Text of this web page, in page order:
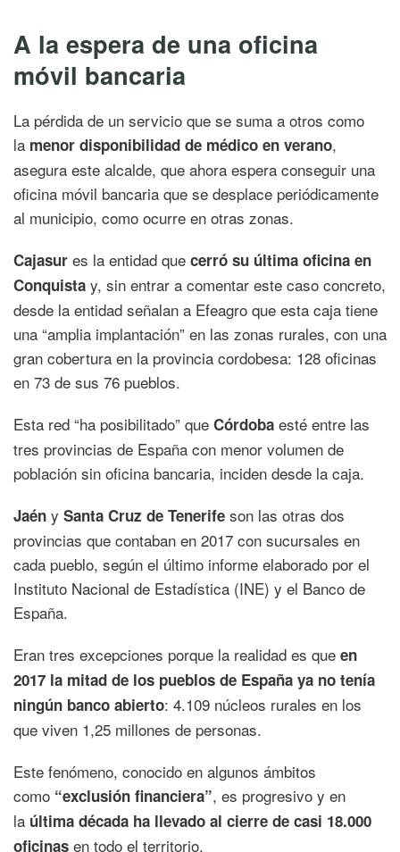
A la espera de una oficina
móvil bancaria
La pérdida de un servicio que se suma a otros como
la menor disponibilidad de médico en verano,
asegura este alcalde, que ahora espera conseguir una
oficina móvil bancaria que se desplace periódicamente
al municipio, como ocurre en otras zonas.
Cajasur es la entidad que cerró su última oficina en
Conquista y, sin entrar a comentar este caso concreto,
desde la entidad señalan a Efeagro que esta caja tiene
una “amplia implantación” en las zonas rurales, con una
gran cobertura en la provincia cordobesa: 128 oficinas
en 73 de sus 76 pueblos.
Esta red “ha posibilitado” que Córdoba esté entre las
tres provincias de España con menor volumen de
población sin oficina bancaria, inciden desde la caja.
Jaén y Santa Cruz de Tenerife son las otras dos
provincias que contaban en 2017 con sucursales en
cada pueblo, según el último informe elaborado por el
Instituto Nacional de Estadística (INE) y el Banco de
España.
Eran tres excepciones porque la realidad es que en
2017 la mitad de los pueblos de España ya no tenía
ningún banco abierto: 4.109 núcleos rurales en los
que viven 1,25 millones de personas.
Este fenómeno, conocido en algunos ámbitos
como “exclusión financiera”, es progresivo y en
la última década ha llevado al cierre de casi 18.000
oficinas en todo el territorio.